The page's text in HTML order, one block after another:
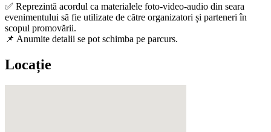
✅ Reprezintă acordul ca materialele foto-video-audio din seara
evenimentului să fie utilizate de către organizatori și parteneri în
scopul promovării.
📌 Anumite detalii se pot schimba pe parcurs.
Locație